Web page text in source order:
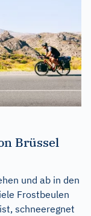
Brüssel
und ab in den
Frostbeulen
schneeregnet